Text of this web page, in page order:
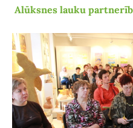
Alūksnes lauku